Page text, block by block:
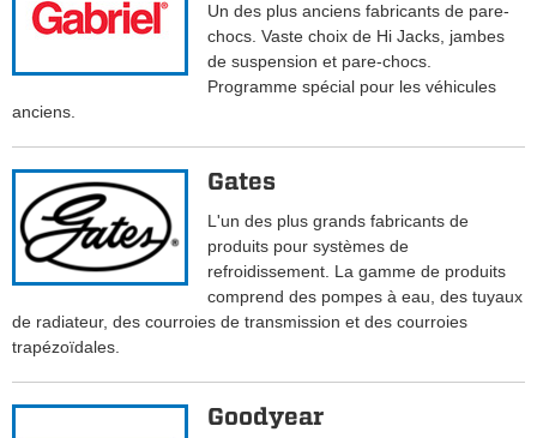
Un des plus anciens fabricants de pare-
chocs. Vaste choix de Hi Jacks, jambes
de suspension et pare-chocs.
Programme spécial pour les véhicules
anciens.
Gates
L'un des plus grands fabricants de
produits pour systèmes de
refroidissement. La gamme de produits
comprend des pompes à eau, des tuyaux
de radiateur, des courroies de transmission et des courroies
trapézoïdales.
Goodyear